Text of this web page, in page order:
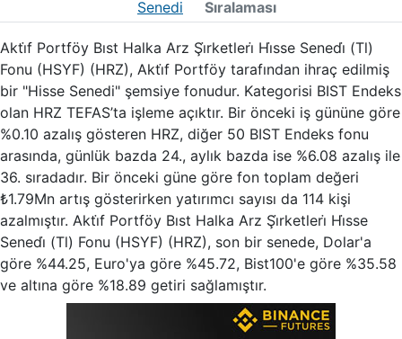
Senedi
Sıralaması
Akti̇f Portföy Bıst Halka Arz Şi̇rketleri̇ Hi̇sse Senedi̇ (Tl)
Fonu (HSYF) (HRZ), Akti̇f Portföy tarafından ihraç edilmiş
bir "Hisse Senedi" şemsiye fonudur. Kategorisi BIST Endeks
olan HRZ TEFAS’ta işleme açıktır. Bir önceki iş gününe göre
%0.10 azalış gösteren HRZ, diğer 50 BIST Endeks fonu
arasında, günlük bazda 24., aylık bazda ise %6.08 azalış ile
36. sıradadır. Bir önceki güne göre fon toplam değeri
₺1.79Mn artış gösterirken yatırımcı sayısı da 114 kişi
azalmıştır. Akti̇f Portföy Bıst Halka Arz Şi̇rketleri̇ Hi̇sse
Senedi̇ (Tl) Fonu (HSYF) (HRZ), son bir senede, Dolar'a
göre %44.25, Euro'ya göre %45.72, Bist100'e göre %35.58
ve altına göre %18.89 getiri sağlamıştır.